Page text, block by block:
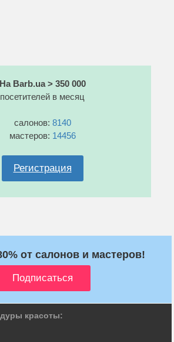
На Barb.ua > 350 000
посетителей в месяц
салонов: 8140
мастеров: 14456
Регистрация
от салонов и мастеров!
красоты: